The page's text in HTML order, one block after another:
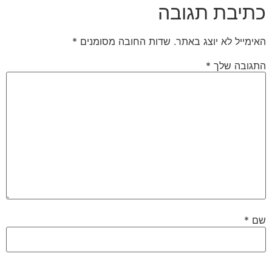
כתיבת תגובה
האימייל לא יוצג באתר. שדות החובה מסומנים *
התגובה שלך *
שם *